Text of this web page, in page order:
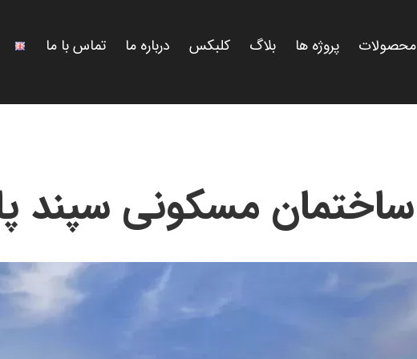
محصولات پروژه ها بلاگ کلبکس درباره ما تماس با ما
ساختمان مسکونی سپند